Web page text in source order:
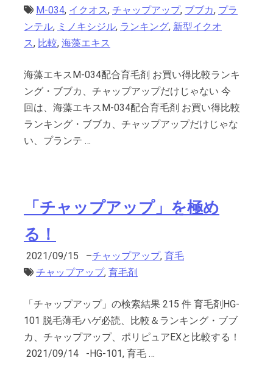
M-034, イクオス, チャップアップ, ブブカ, プラ
ンテル, ミノキシジル, ランキング, 新型イクオ
ス, 比較, 海藻エキス
海藻エキスM-034配合育毛剤 お買い得比較ランキ
ング・ブブカ、チャップアップだけじゃない 今
回は、海藻エキスM-034配合育毛剤 お買い得比較
ランキング・ブブカ、チャップアップだけじゃな
い、プランテ …
「チャップアップ」を極め
る！
2021/09/15 –チャップアップ, 育毛
チャップアップ, 育毛剤
「チャップアップ」の検索結果 215 件 育毛剤HG-
101 脱毛薄毛ハゲ必読、比較＆ランキング・ブブ
カ、チャップアップ、ポリピュアEXと比較する！
2021/09/14 -HG-101, 育毛 …